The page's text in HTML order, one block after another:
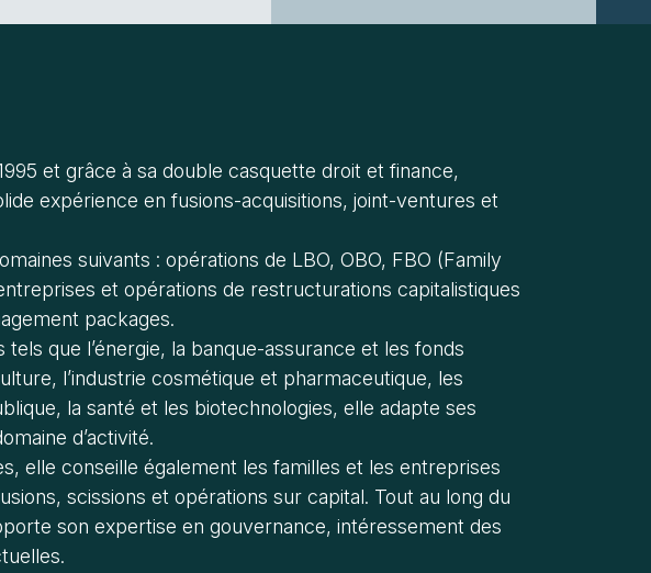
et grâce à sa double casquette droit et finance,
expérience en fusions-acquisitions, joint-ventures et
suivants : opérations de LBO, OBO, FBO (Family
et opérations de restructurations capitalistiques
packages.
que l’énergie, la banque-assurance et les fonds
l’industrie cosmétique et pharmaceutique, les
la santé et les biotechnologies, elle adapte ses
d’activité.
elle conseille également les familles et les entreprises
scissions et opérations sur capital. Tout au long du
son expertise en gouvernance, intéressement des